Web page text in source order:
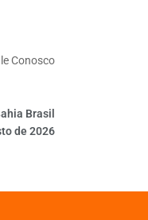
Conosco
Brasil
de 2026